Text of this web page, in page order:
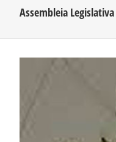
Assembleia